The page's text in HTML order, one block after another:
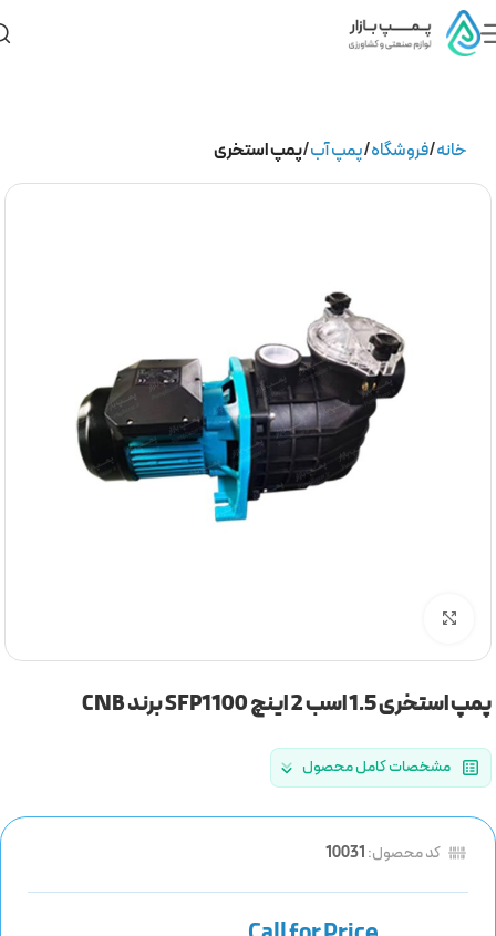
خانه فروشگاه پمپ آب پمپ استخری
پمپ استخری 1.5 اسب 2 اینچ SFP1100 برند CNB
مشخصات کامل محصول
کد محصول:10031